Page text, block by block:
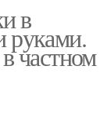
в
руками.
частном